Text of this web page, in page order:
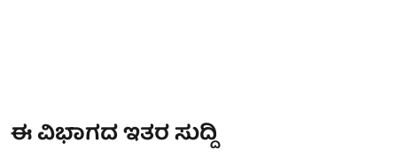
ಈ ವಿಭಾಗದ ಇತರ ಸುದ್ದಿ